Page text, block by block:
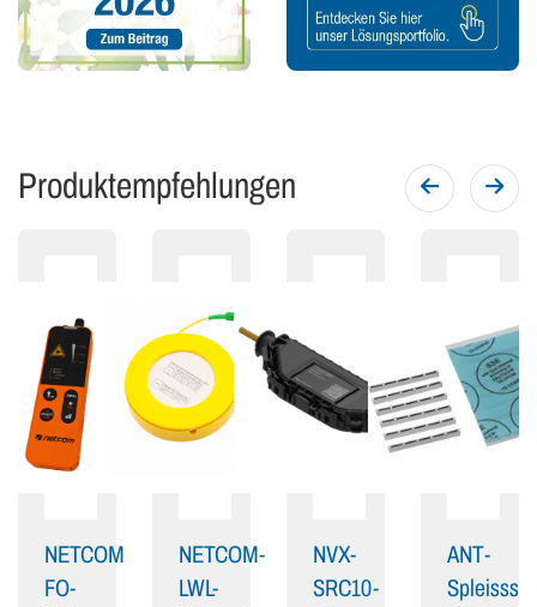
Produktempfehlungen
NETCOM
FO-
NETCOM-
LWL-
NVX-
SRC10-
ANT-